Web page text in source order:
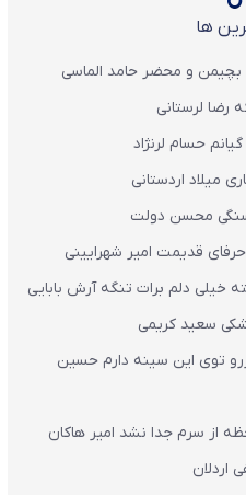
ها
بچیمن و محضر حامد الماسی
رضا لرستانی
حسام لرنژاد
میلاد اردستانی
محسن دولت
قدیمت امیر شهرایینی
خیلی دلم برات تنگه آرش بابایی
توی این سینه دارم حسین
از سرم جدا نشد امیر هاکان
اردلان